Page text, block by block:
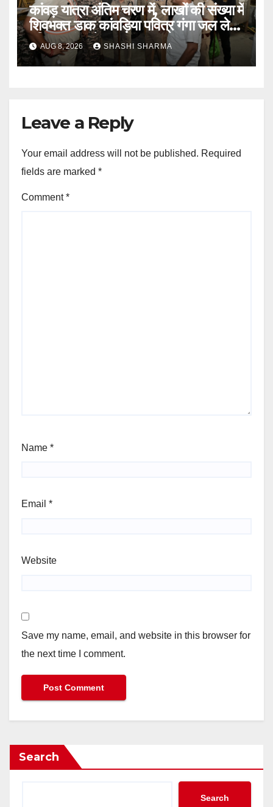
कांवड़ यात्रा अंतिम चरण में, लाखों की संख्या में
शिवभक्त डाक कांवड़िया पवित्र गंगा जल लेने
हरिद्वार पहुंच रहे
AUG 8, 2026 SHASHI SHARMA
Leave a Reply
Your email address will not be published. Required
fields are marked *
Comment*
Name *
Email *
Website
Save my name, email, and website in this browser for
the next time I comment.
Search
Search